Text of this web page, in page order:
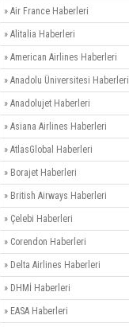
» Air France Haberleri
» Alitalia Haberleri
» American Airlines Haberleri
» Anadolu Üniversitesi Haberleri
» Anadolujet Haberleri
» Asiana Airlines Haberleri
» AtlasGlobal Haberleri
» Borajet Haberleri
» British Airways Haberleri
» Çelebi Haberleri
» Corendon Haberleri
» Delta Airlines Haberleri
» DHMİ Haberleri
» EASA Haberleri